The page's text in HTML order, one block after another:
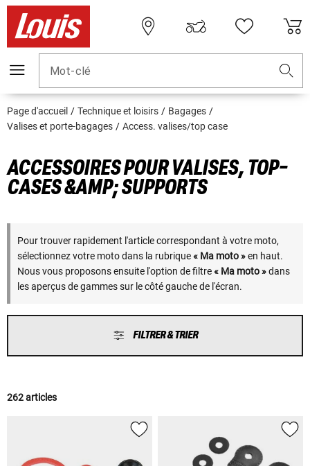
Mot-clé
Page d'accueil Technique et loisirs
Bagages
Valises et porte-bagages
Access. valises/top case
ACCESSOIRES POUR VALISES, TOP-
CASES &AMP; SUPPORTS
Pour trouver rapidement l'article correspondant à votre moto,
sélectionnez votre moto dans la rubrique« Ma moto »en haut.
Nous vous proposons ensuite l'option de filtre« Ma moto »dans
les aperçus de gammes sur le côté gauche de l'écran.
FILTRER & TRIER
262 articles